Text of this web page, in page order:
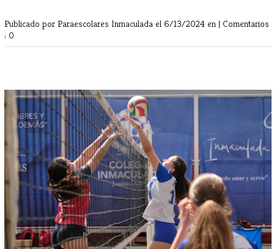
Publicado por Paraescolares Inmaculada el 6/13/2024 en | Comentarios
: 0